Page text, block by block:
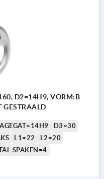
D2=14H9, VORM:B
MAT GESTRAALD
D3=30
L1=22
L2=20
SPAKEN=4